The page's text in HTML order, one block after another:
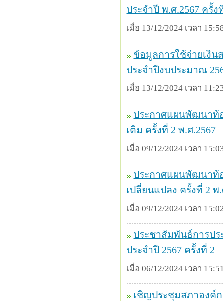
ประจำปี พ.ศ.2567 ครั้ง
เมื่อ 13/12/2024 เวลา
ข้อมูลการใช้จ่ายเงิ
ประจำปีงบประมาณ
เมื่อ 13/12/2024 เวลา
ประกาศแผนพัฒนาท้
เติม ครั้งที่ 2 พ.ศ.2567
เมื่อ 09/12/2024 เวลา
ประกาศแผนพัฒนาท้
เปลี่ยนแปลง ครั้งที่ 2 พ.
เมื่อ 09/12/2024 เวลา
ประชาสัมพันธ์การป
ประจำปี 2567 ครั้งที่ 2
เมื่อ 06/12/2024 เวลา
เชิญประชุมสภาองค์